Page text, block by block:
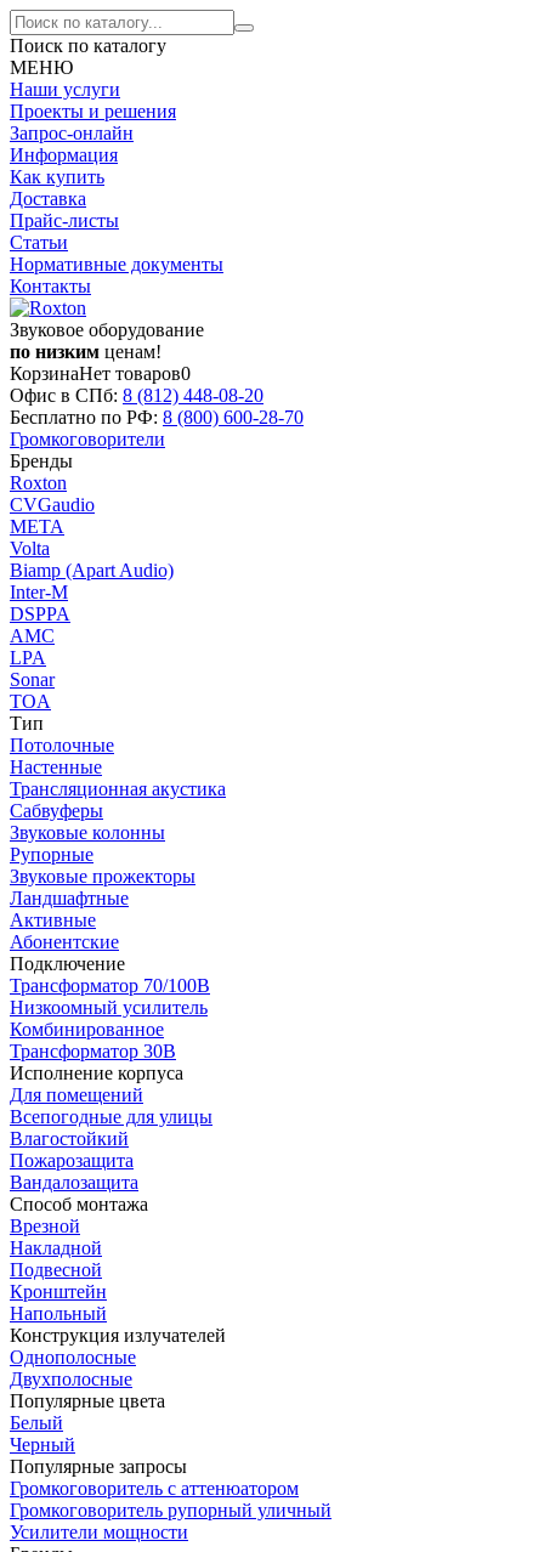
Поиск по каталогу
МЕНЮ
Наши услуги
Проекты и решения
Запрос-онлайн
Информация
Как купить
Доставка
Прайс-листы
Статьи
Нормативные документы
Контакты
Звуковое оборудование
по низким ценам!
КорзинаНет товаров0
Офис в СПб: 8 (812) 448-08-20
Бесплатно по РФ: 8 (800) 600-28-70
Громкоговорители
Бренды
Roxton
CVGaudio
МЕТА
Volta
Biamp (Apart Audio)
Inter-M
DSPPA
AMC
LPA
Sonar
TOA
Тип
Потолочные
Настенные
Трансляционная акустика
Сабвуферы
Звуковые колонны
Рупорные
Звуковые прожекторы
Ландшафтные
Активные
Абонентские
Подключение
Трансформатор 70/100В
Низкоомный усилитель
Комбинированное
Трансформатор 30В
Исполнение корпуса
Для помещений
Всепогодные для улицы
Влагостойкий
Пожарозащита
Вандалозащита
Способ монтажа
Врезной
Накладной
Подвесной
Кронштейн
Напольный
Конструкция излучателей
Однополосные
Двухполосные
Популярные цвета
Белый
Черный
Популярные запросы
Громкоговоритель с аттенюатором
Громкоговоритель рупорный уличный
Усилители мощности